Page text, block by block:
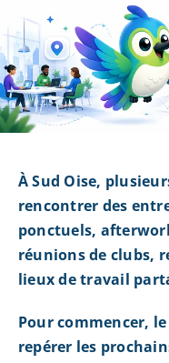
À Sud Oise,
rencontrer des
ponctuels,
réunions de clubs,
lieux de travail
Pour commencer,
repérer les